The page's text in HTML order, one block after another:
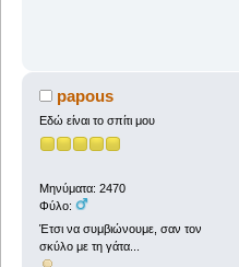
papous
Εδώ είναι το σπίτι μου
Μηνύματα: 2470
Φύλο:
Έτσι να συμβιώνουμε, σαν τον
σκύλο με τη γάτα...